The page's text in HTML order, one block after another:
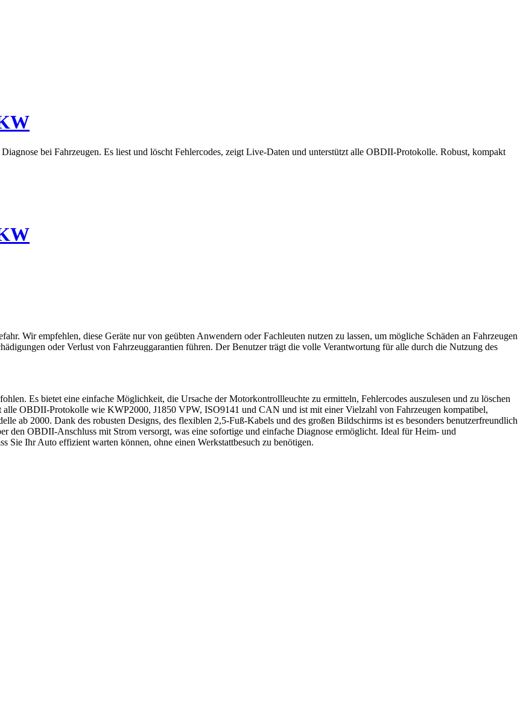
bei Fahrzeugen. Es liest und löscht Fehlercodes, zeigt Live-Daten und unterstützt alle OBDII-Protokolle. Robust, kompakt
Wir empfehlen, diese Geräte nur von geübten Anwendern oder Fachleuten nutzen zu lassen, um mögliche Schäden an Fahrzeugen
oder Verlust von Fahrzeuggarantien führen. Der Benutzer trägt die volle Verantwortung für alle durch die Nutzung des
Es bietet eine einfache Möglichkeit, die Ursache der Motorkontrollleuchte zu ermitteln, Fehlercodes auszulesen und zu löschen
alle OBDII-Protokolle wie KWP2000, J1850 VPW, ISO9141 und CAN und ist mit einer Vielzahl von Fahrzeugen kompatibel,
ab 2000. Dank des robusten Designs, des flexiblen 2,5-Fuß-Kabels und des großen Bildschirms ist es besonders benutzerfreundlich
den OBDII-Anschluss mit Strom versorgt, was eine sofortige und einfache Diagnose ermöglicht. Ideal für Heim- und
Sie Ihr Auto effizient warten können, ohne einen Werkstattbesuch zu benötigen.